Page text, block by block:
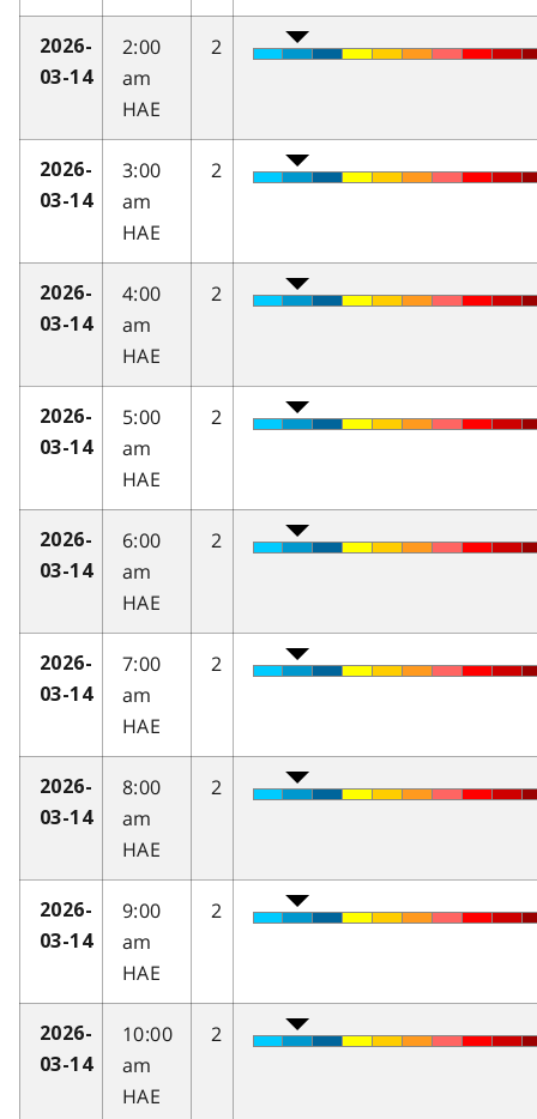
2026-
03-14
2:00
am
HAE
2
2026-
03-14
3:00
am
HAE
2
2026-
03-14
4:00
am
HAE
2
2026-
03-14
5:00
am
HAE
2
2026-
03-14
6:00
am
HAE
2
2026-
03-14
7:00
am
HAE
2
2026-
03-14
8:00
am
HAE
2
2026-
03-14
9:00
am
HAE
2
2026-
03-14
10:00
am
HAE
2